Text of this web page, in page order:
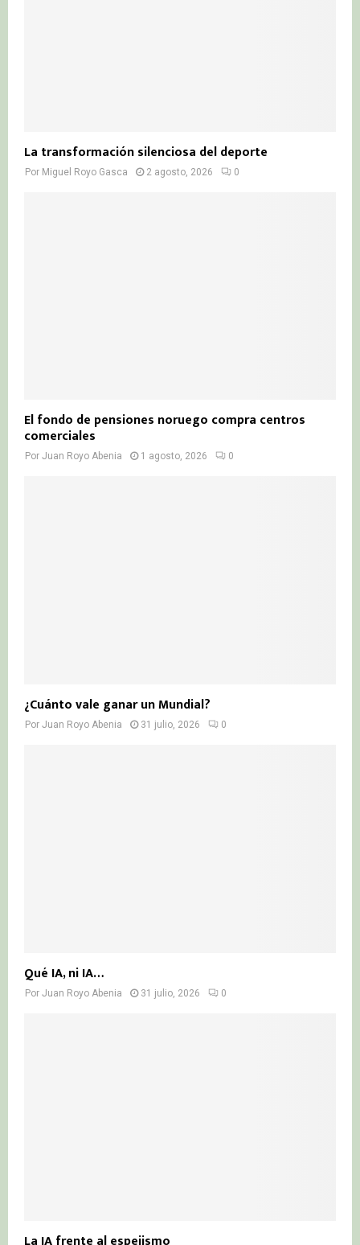
La transformación silenciosa del deporte
Por Miguel Royo Gasca 2 agosto, 2026 0
El fondo de pensiones noruego compra centros
comerciales
Por Juan Royo Abenia 1 agosto, 2026 0
¿Cuánto vale ganar un Mundial?
Por Juan Royo Abenia 31 julio, 2026 0
Qué IA, ni IA…
Por Juan Royo Abenia 31 julio, 2026 0